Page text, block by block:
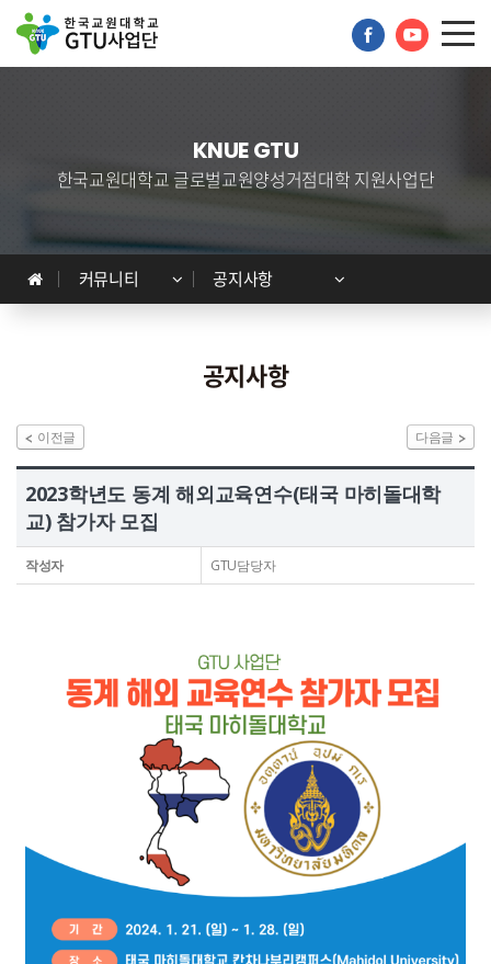
GTU사업단
프로그램 안내
프로그램 신청
회원공간
KNUE GTU
한국교원대학교 글로벌교원양성거점대학 지원사업단
커뮤니티 공지사항
공지사항
이전글 다음글
2023학년도 동계 해외교육연수(태국 마히돌대학
교) 참가자 모집
작성자 GTU담당자